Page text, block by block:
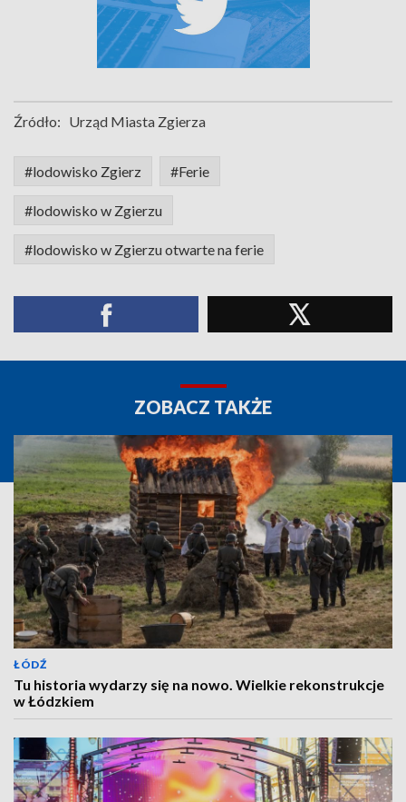
Źródło: Urząd Miasta Zgierza
#lodowisko Zgierz #Ferie
#lodowisko w Zgierzu
#lodowisko w Zgierzu otwarte na ferie
ZOBACZ TAKŻE
ŁÓDŹ
Tu historia wydarzy się na nowo. Wielkie rekonstrukcje
w Łódzkiem